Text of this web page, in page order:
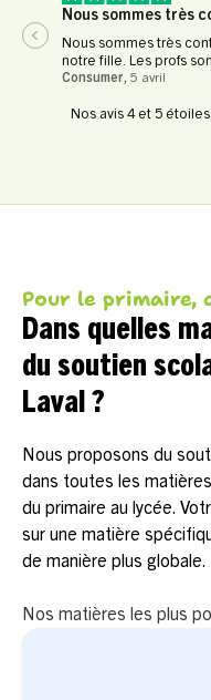
Nous sommes très
Nous sommes très
notre fille. Les profs
Consumer, 5 avril
Nos avis 4 et 5 étoiles
Pour le primaire,
Dans quelles
du soutien
Laval ?
Nous proposons du
dans toutes les
du primaire au lycée.
sur une matière
de manière plus globale.
Nos matières les plus